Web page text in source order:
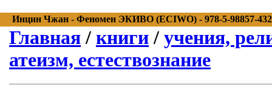
Инцин Чжан - Феномен ЭКИВО (ECIWO) - 978-5-98857-
Главная / книги / учения,
атеизм, естествознание